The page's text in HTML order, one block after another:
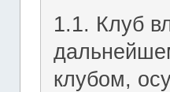
1.1. Клуб
клубом,